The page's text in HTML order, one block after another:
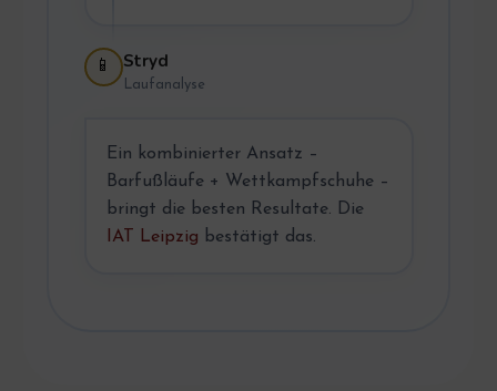
📱 Stryd
Laufanalyse
Ein kombinierter Ansatz –
Barfußläufe + Wettkampfschuhe –
bringt die besten Resultate. Die
IAT Leipzig bestätigt das.